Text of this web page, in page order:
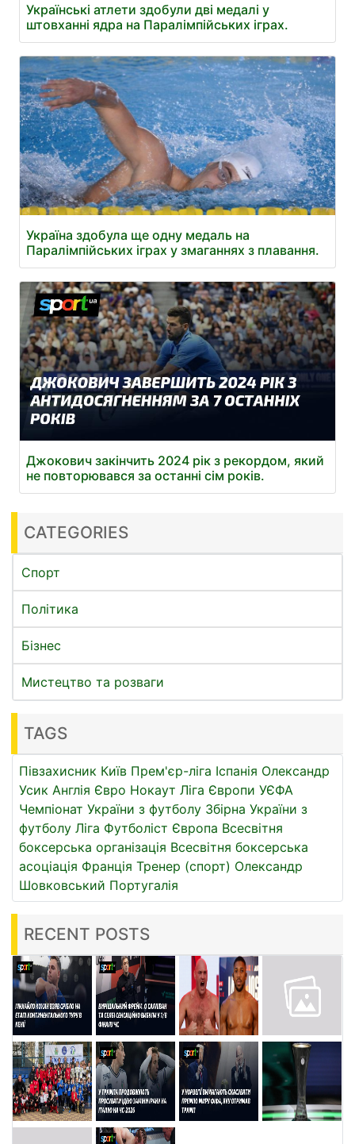
Українські атлети здобули дві медалі у
штовханні ядра на Паралімпійських іграх.
Україна здобула ще одну медаль на
Паралімпійських іграх у змаганнях з плавання.
Джокович закінчить 2024 рік з рекордом, який
не повторювався за останні сім років.
CATEGORIES
Спорт
Політика
Бізнес
Мистецтво та розваги
TAGS
Півзахисник Київ Прем'єр-ліга Іспанія Олександр
Усик Англія Євро Нокаут Ліга Європи УЄФА
Чемпіонат України з футболу Збірна України з
футболу Ліга Футболіст Європа Всесвітня
боксерська організація Всесвітня боксерська
асоціація Франція Тренер (спорт) Олександр
Шовковський Португалія
RECENT POSTS